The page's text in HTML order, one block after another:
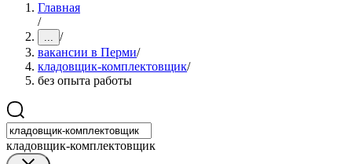
Главная
/
... /
вакансии в Перми/
кладовщик-комплектовщик/
без опыта работы
кладовщик-комплектовщик